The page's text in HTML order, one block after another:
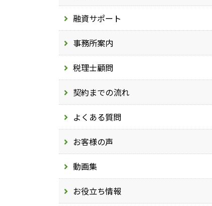
融資サポート
事務所案内
税理士顧問
契約までの流れ
よくある質問
お客様の声
動画集
お役立ち情報